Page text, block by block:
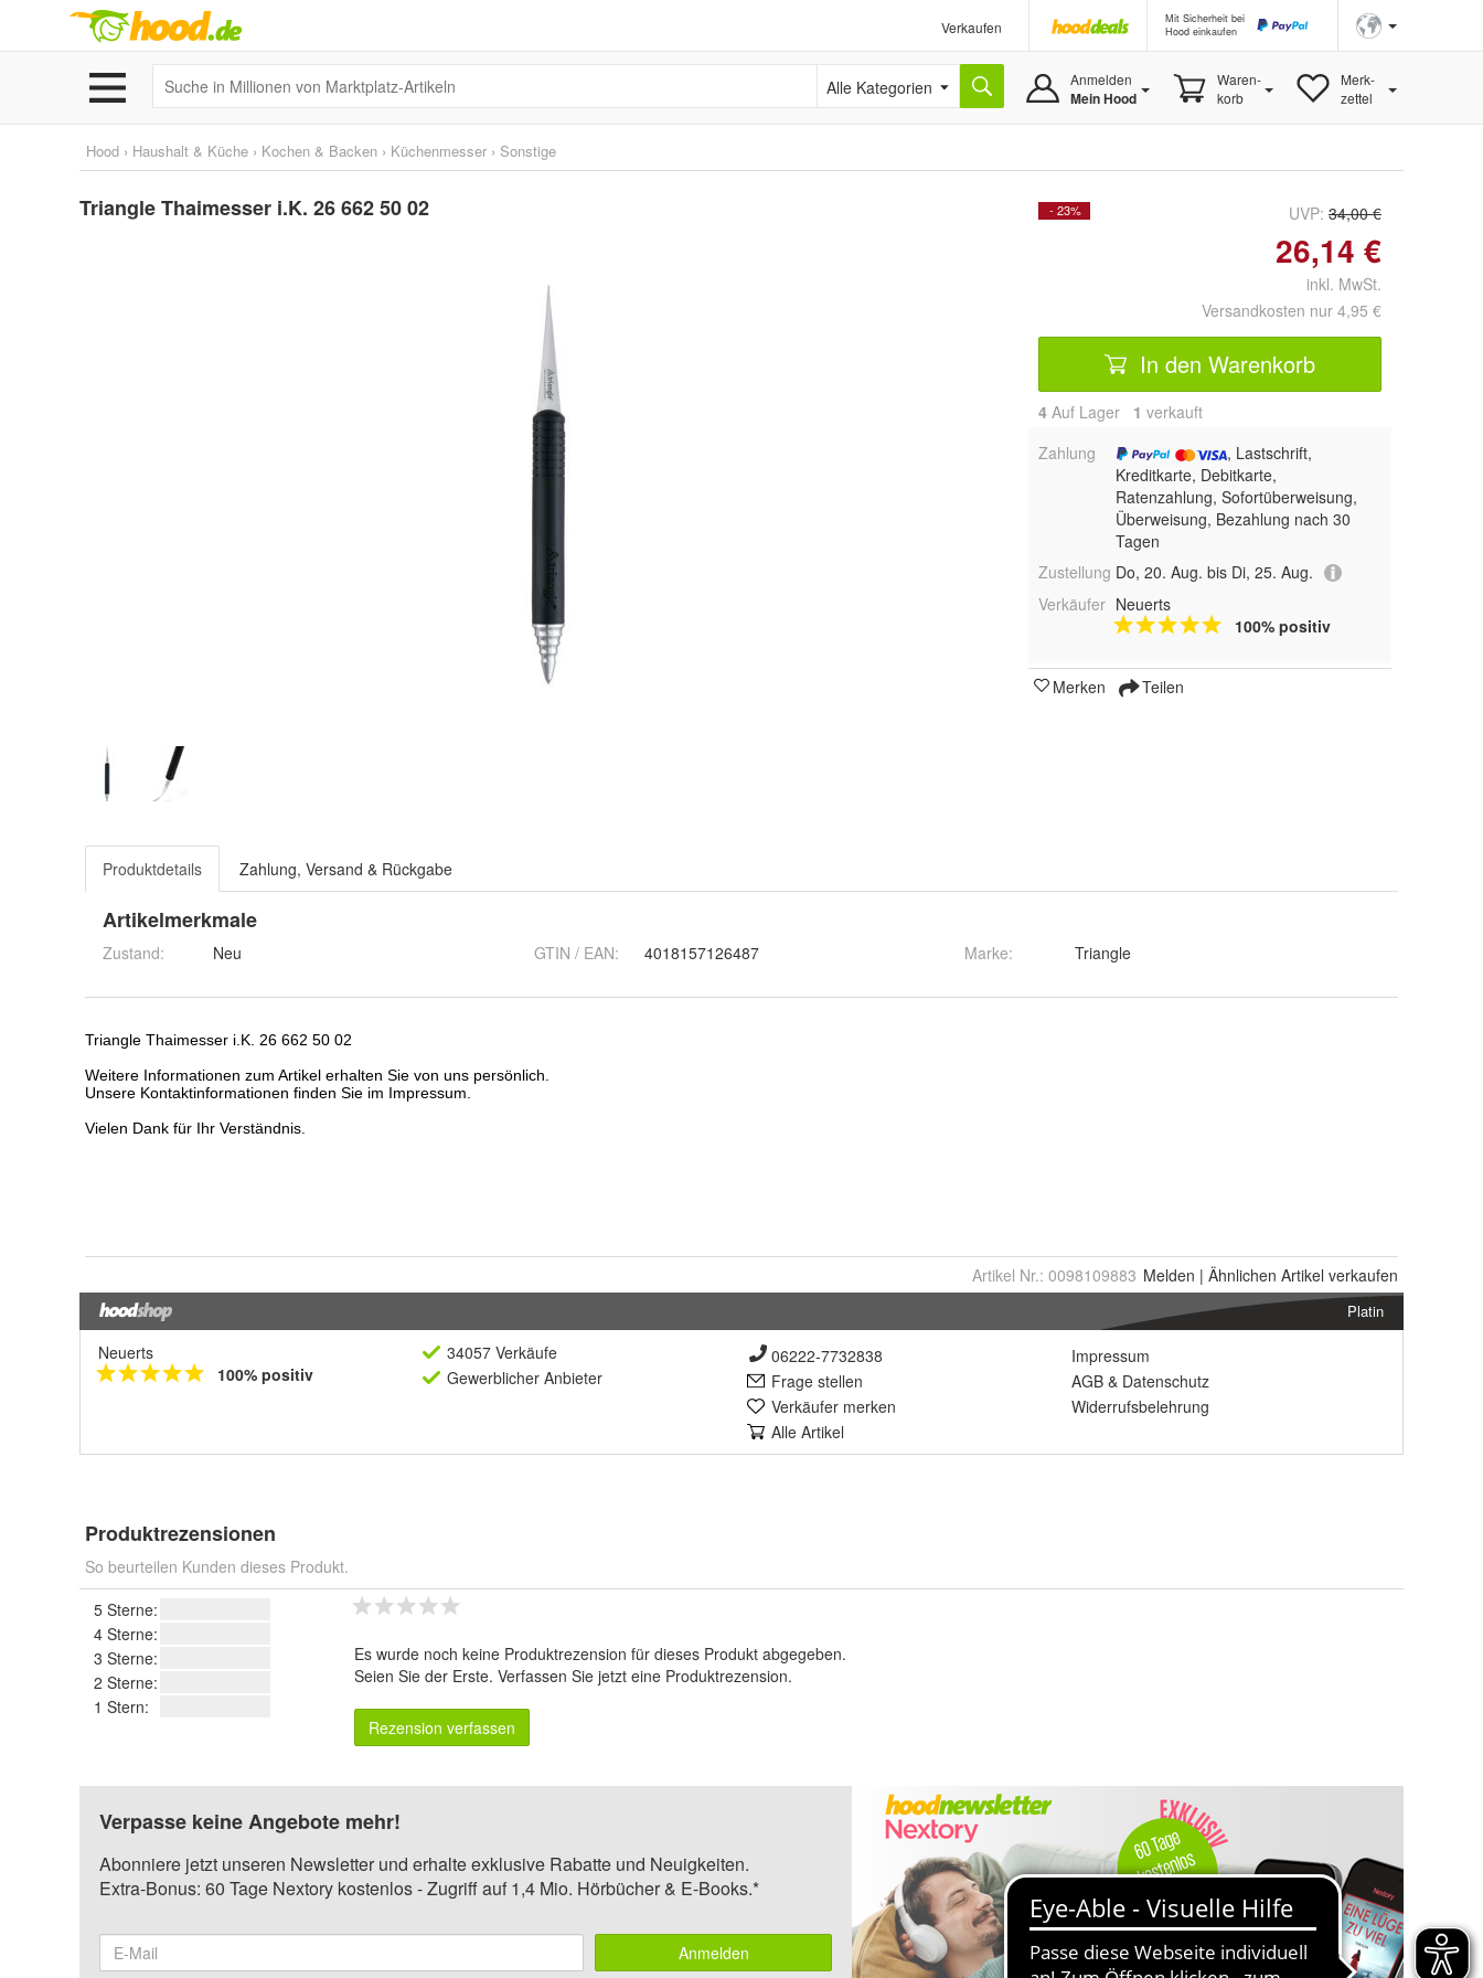
Verkaufen
Mit Sicherheit bei
Hood einkaufen
Alle Kategorien Anmelden
Mein Hood
Waren-
korb
Merk-
zettel
Hood › Haushalt & Küche › Kochen & Backen › Küchenmesser › Sonstige
Triangle Thaimesser i.K. 26 662 50 02 - 23% UVP: 34,00 €
26,14 €
inkl. MwSt.
Versandkosten nur 4,95 €
In den Warenkorb
4 Auf Lager 1 verkauft
Zahlung
, Lastschrift,
Kreditkarte, Debitkarte,
Ratenzahlung, Sofortüberweisung,
Überweisung, Bezahlung nach 30
Tagen
Zustellung Do, 20. Aug. bis Di, 25. Aug.
Verkäufer Neuerts
100% positiv
Merken Teilen
Produktdetails Zahlung, Versand & Rückgabe
Artikelmerkmale
Zustand: Neu GTIN / EAN: 4018157126487 Marke: Triangle
Artikel Nr.: 0098109883 Melden | Ähnlichen Artikel verkaufen
Platin
Neuerts
100% positiv
34057 Verkäufe
Gewerblicher Anbieter
06222-7732838
Frage stellen
Verkäufer merken
Alle Artikel
Impressum
AGB & Datenschutz
Widerrufsbelehrung
Produktrezensionen
So beurteilen Kunden dieses Produkt.
5 Sterne:
4 Sterne:
3 Sterne:
2 Sterne:
1 Stern:
Es wurde noch keine Produktrezension für dieses Produkt abgegeben.
Seien Sie der Erste. Verfassen Sie jetzt eine Produktrezension.
Rezension verfassen
Verpasse keine Angebote mehr!
Abonniere jetzt unseren Newsletter und erhalte exklusive Rabatte und Neuigkeiten.
Extra-Bonus: 60 Tage Nextory kostenlos - Zugriff auf 1,4 Mio. Hörbücher & E-Books.*
Anmelden